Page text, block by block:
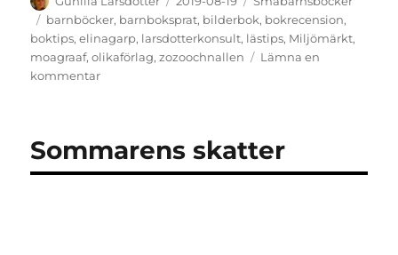
den
Etiketter
barnböcker, barnboksprat, bilderbok, bokrecension,
boktips,elinagarp, larsdotterkonsult, lästips, Miljömärkt,
moagraaf,olikaförlag,zozoochnallen
Lämna en
kommentartill
Sommarens skatter